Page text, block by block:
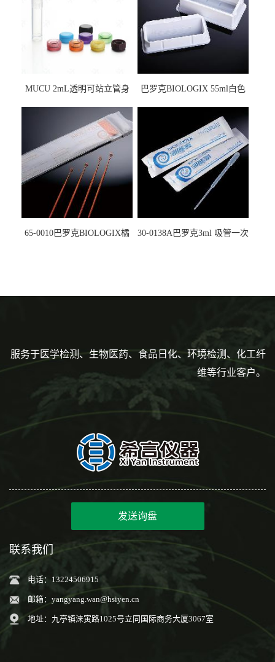
MUCU 2mL透明可站立管身
巴罗克BIOLOGIX 55ml白色
马射线灭菌25-0051
65-0010巴罗克BIOLOGIX橘
30-0138A巴罗克3ml 吸管一次
服务于医学检测、生物医药、食品日化、环境检测、化工纤
维等行业客户。
发送询盘
联系我们
电话：13224506915
邮箱： yangyang.wan@hsiyen.cn
地址：九亭镇涞寅路1025号立同国际商务大厦3067室